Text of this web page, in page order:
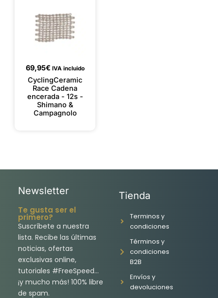
69,95€ IVA incluido
CyclingCeramic
Race Cadena
encerada - 12s -
Shimano &
Campagnolo
Newsletter
Te gusta ser el
primero?
Suscríbete a nuestra
lista. Recibe las últimas
noticias, ofertas
exclusivas online,
tutoriales #FreeSpeed…
¡y mucho más! 100% libre
de spam.
Tienda
Terminos y
condiciones
Términos y
condiciones
B2B
Envíos y
devoluciones